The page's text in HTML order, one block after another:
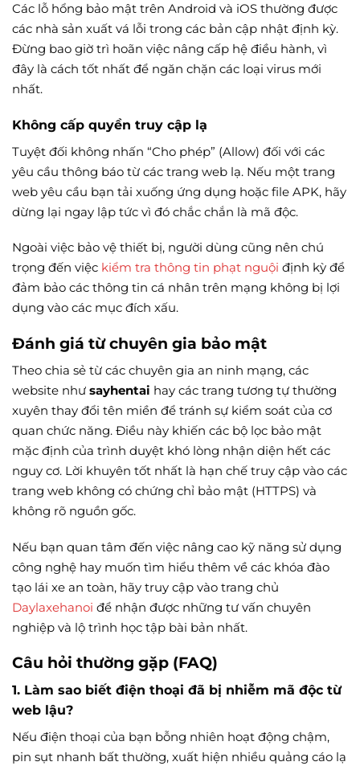
Các lỗ hổng bảo mật trên Android và iOS thường được
các nhà sản xuất vá lỗi trong các bản cập nhật định kỳ.
Đừng bao giờ trì hoãn việc nâng cấp hệ điều hành, vì
đây là cách tốt nhất để ngăn chặn các loại virus mới
nhất.
Không cấp quyền truy cập lạ
Tuyệt đối không nhấn “Cho phép” (Allow) đối với các
yêu cầu thông báo từ các trang web lạ. Nếu một trang
web yêu cầu bạn tải xuống ứng dụng hoặc file APK, hãy
dừng lại ngay lập tức vì đó chắc chắn là mã độc.
Ngoài việc bảo vệ thiết bị, người dùng cũng nên chú
trọng đến việc kiểm tra thông tin phạt nguội định kỳ để
đảm bảo các thông tin cá nhân trên mạng không bị lợi
dụng vào các mục đích xấu.
Đánh giá từ chuyên gia bảo mật
Theo chia sẻ từ các chuyên gia an ninh mạng, các
website như sayhentai hay các trang tương tự thường
xuyên thay đổi tên miền để tránh sự kiểm soát của cơ
quan chức năng. Điều này khiến các bộ lọc bảo mật
mặc định của trình duyệt khó lòng nhận diện hết các
nguy cơ. Lời khuyên tốt nhất là hạn chế truy cập vào các
trang web không có chứng chỉ bảo mật (HTTPS) và
không rõ nguồn gốc.
Nếu bạn quan tâm đến việc nâng cao kỹ năng sử dụng
công nghệ hay muốn tìm hiểu thêm về các khóa đào
tạo lái xe an toàn, hãy truy cập vào trang chủ
Daylaxehanoi để nhận được những tư vấn chuyên
nghiệp và lộ trình học tập bài bản nhất.
Câu hỏi thường gặp (FAQ)
1. Làm sao biết điện thoại đã bị nhiễm mã độc từ
web lậu?
Nếu điện thoại của bạn bỗng nhiên hoạt động chậm,
pin sụt nhanh bất thường, xuất hiện nhiều quảng cáo lạ